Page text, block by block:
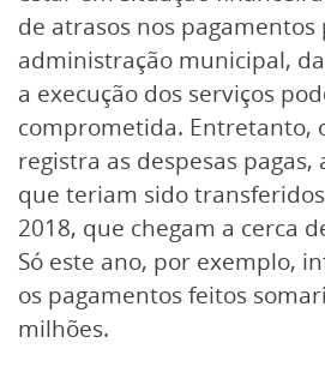
de atrasos nos
administração municipal,
a execução dos serviços
comprometida. Entretanto,
registra as despesas
que teriam sido
2018, que chegam a cerca
Só este ano, por exemplo,
os pagamentos feitos
milhões.